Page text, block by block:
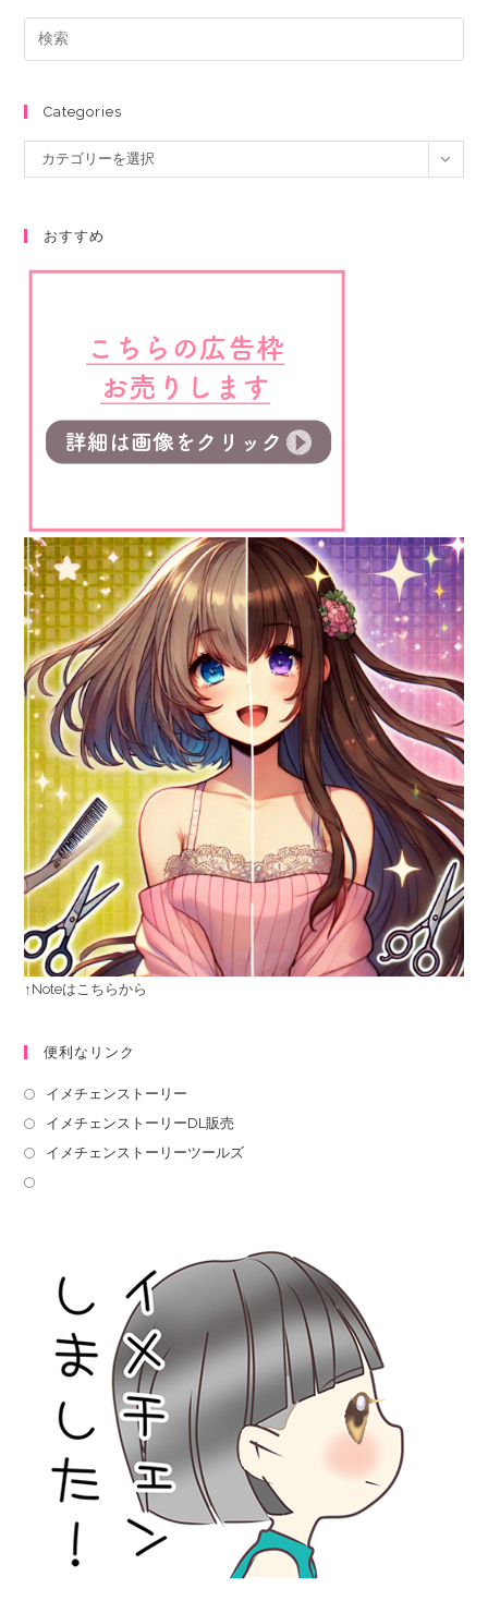
Categories
カテゴリーを選択
おすすめ
↑Noteはこちらから
便利なリンク
イメチェンストーリー
イメチェンストーリーDL販売
イメチェンストーリーツールズ